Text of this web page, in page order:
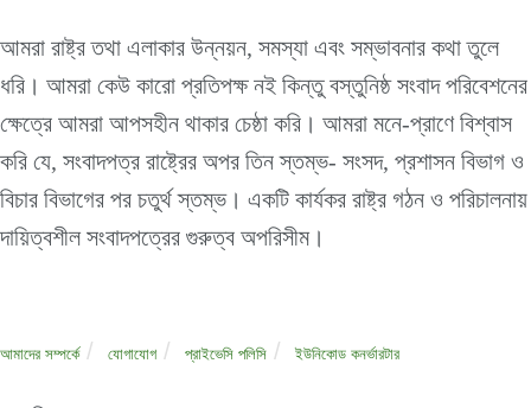
আমরা রাষ্ট্র তথা এলাকার উন্নয়ন, সমস্যা এবং সম্ভাবনার কথা তুলে
ধরি। আমরা কেউ কারো প্রতিপক্ষ নই কিন্তু বস্তুনিষ্ঠ সংবাদ পরিবেশনের
ক্ষেত্রে আমরা আপসহীন থাকার চেষ্ঠা করি। আমরা মনে-প্রাণে বিশ্বাস
করি যে, সংবাদপত্র রাষ্ট্রের অপর তিন স্তম্ভ- সংসদ, প্রশাসন বিভাগ ও
বিচার বিভাগের পর চতুর্থ স্তম্ভ। একটি কার্যকর রাষ্ট্র গঠন ও পরিচালনায়
দায়িত্বশীল সংবাদপত্রের গুরুত্ব অপরিসীম।
আমাদের সম্পর্কে যোগাযোগ প্রাইভেসি পলিসি ইউনিকোড কনর্ভারটার